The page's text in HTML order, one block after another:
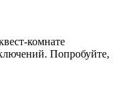
комнате
Попробуйте,